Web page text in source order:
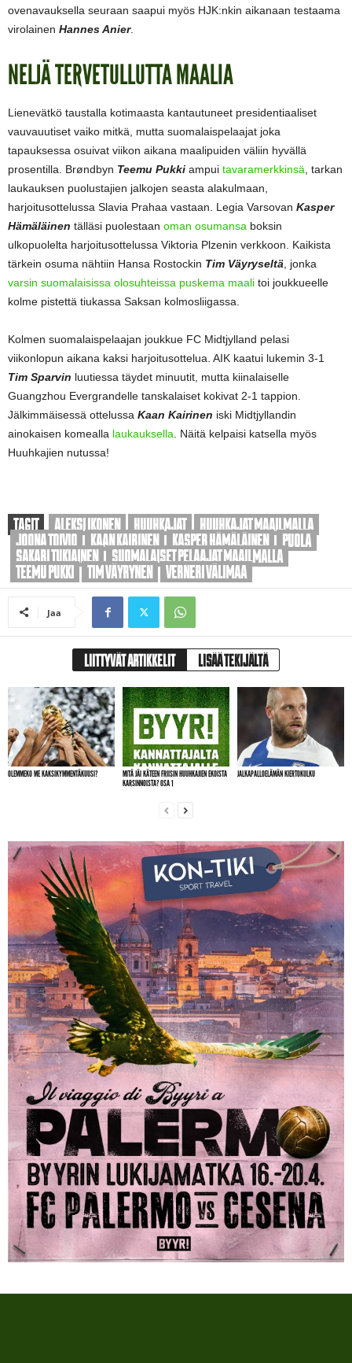
ovenavauksella seuraan saapui myös HJK:nkin aikanaan testaama
virolainen Hannes Anier.
NELJÄ TERVETULLUTTA MAALIA
Lienevätkö taustalla kotimaasta kantautuneet presidentiaaliset
vauvauutiset vaiko mitkä, mutta suomalaispelaajat joka
tapauksessa osuivat viikon aikana maalipuiden väliin hyvällä
prosentilla. Brøndbyn Teemu Pukki ampui tavaramerkkinsä , tarkan
laukauksen puolustajien jalkojen seasta alakulmaan,
harjoitusottelussa Slavia Prahaa vastaan. Legia Varsovan Kasper
Hämäläinen tälläsi puolestaan oman osumansa boksin
ulkopuolelta harjoitusottelussa Viktoria Plzenin verkkoon. Kaikista
tärkein osuma nähtiin Hansa Rostockin Tim Väyryseltä , jonka
varsin suomalaisissa olosuhteissa puskema maali toi joukkueelle
kolme pistettä tiukassa Saksan kolmosliigassa.
Kolmen suomalaispelaajan joukkue FC Midtjylland pelasi
viikonlopun aikana kaksi harjoitusottelua. AIK kaatui lukemin 3-1
Tim Sparvin luutiessa täydet minuutit, mutta kiinalaiselle
Guangzhou Evergrandelle tanskalaiset kokivat 2-1 tappion.
Jälkimmäisessä ottelussa Kaan Kairinen iski Midtjyllandin
ainokaisen komealla laukauksella . Näitä kelpaisi katsella myös
Huuhkajien nutussa!
TAGIT ALEKSI IKONEN HUUHKAJAT
HUUHKAJAT MAAILMALLA
JOONA TOIVIO
KAAN KAIRINEN KASPER HÄMÄLÄINEN
PUOLA
SAKARI TUKIAINEN
SUOMALAISET PELAAJAT MAAILMALLA
TEEMU PUKKI
TIM VÄYRYNEN VERNERI VÄLIMAA
Jaa
LIITTYVÄT ARTIKKELIT LISÄÄ TEKIJÄLTÄ
OLEMMEKO ME KAKSIKYMMENTÄKUUSI?
MITÄ JÄI KÄTEEN FRIISIN HUUHKAJIEN EKOISTA
KARSINNOISTA? OSA 1
JALKAPALLOELÄMÄN KIERTOKULKU